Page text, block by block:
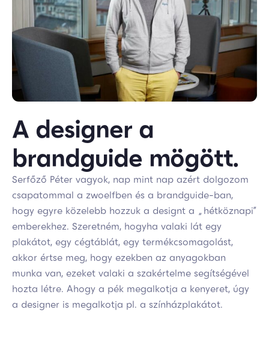
A designer a
brandguide mögött.
Serfőző Péter vagyok, nap mint nap azért dolgozom
csapatommal a zwoelfben és a brandguide-ban,
hogy egyre közelebb hozzuk a designt a „hétköznapi”
emberekhez. Szeretném, hogyha valaki lát egy
plakátot, egy cégtáblát, egy termékcsomagolást,
akkor értse meg, hogy ezekben az anyagokban
munka van, ezeket valaki a szakértelme segítségével
hozta létre. Ahogy a pék megalkotja a kenyeret, úgy
a designer is megalkotja pl. a színházplakátot.